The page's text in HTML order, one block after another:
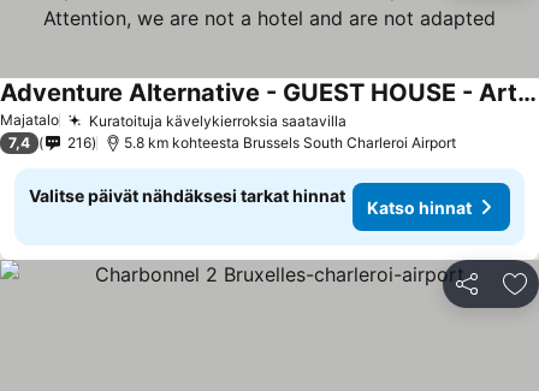
Majatalo Kuratoituja kävelykierroksia saatavilla
Adventure Alternative - GUEST HOUSE - Arts-Factory-Experience - For artists, makers and open minds - Attention, we are not a hotel and are not adapted
7,4 216 5.8 km kohteesta Brussels South Charleroi Airport
Valitse päivät nähdäksesi tarkat hinnat
Katso hinnat
Jaa